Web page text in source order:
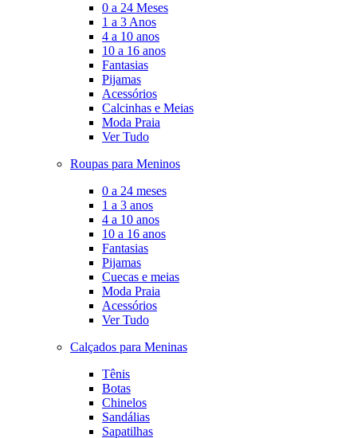
0 a 24 Meses
1 a 3 Anos
4 a 10 anos
10 a 16 anos
Fantasias
Pijamas
Acessórios
Calcinhas e Meias
Moda Praia
Ver Tudo
Roupas para Meninos
0 a 24 meses
1 a 3 anos
4 a 10 anos
10 a 16 anos
Fantasias
Pijamas
Cuecas e meias
Moda Praia
Acessórios
Ver Tudo
Calçados para Meninas
Tênis
Botas
Chinelos
Sandálias
Sapatilhas